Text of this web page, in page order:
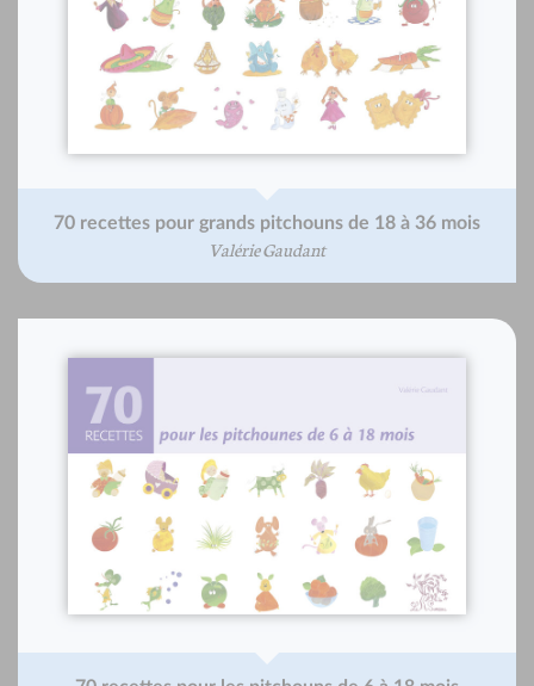
70 recettes pour grands pitchouns de 18 à 36 mois
Valérie Gaudant